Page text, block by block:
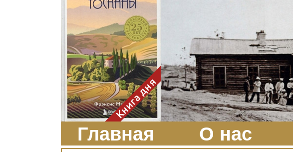
радость единения с
природой. Дом открыт
для бабочек, стрекоз, пчёл
или всех, кто пожелает
влететь в одно окно и
вылететь из другого. Едим
мы почти всегда во
дворе. Во мне настолько
возродился здравый
смысл моей матери -
умение наслаждаться
настоящим и не спешить, -
что даже нашлось время
отполировать до блеска
оконное стекло.
ЗаказатьКнига дня
Главная О нас